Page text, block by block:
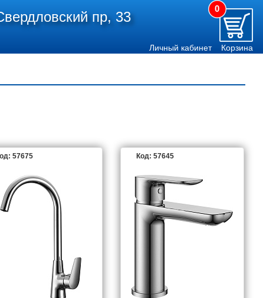
пр, 33
0
Личный кабинет Корзина
57675 Код: 57645